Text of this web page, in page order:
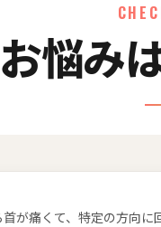
悩み
が痛くて、特定の方向に